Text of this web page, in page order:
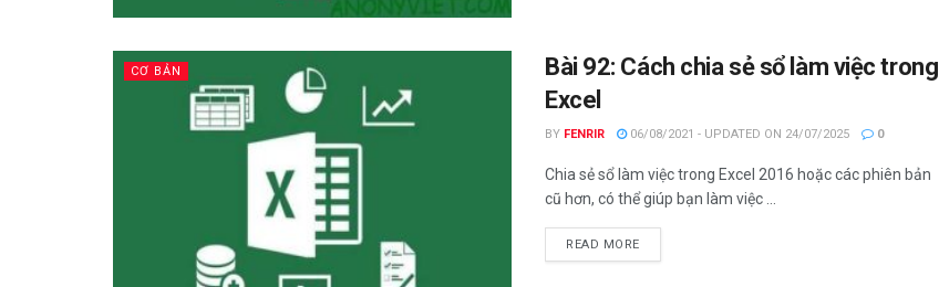
CƠ BẢN
Bài 92: Cách chia sẻ sổ làm việc trong
Excel
BY FENRIR 06/08/2021 - UPDATED ON 24/07/2025 0
Chia sẻ sổ làm việc trong Excel 2016 hoặc các phiên bản
cũ hơn, có thể giúp bạn làm việc ...
READ MOREDETAILS